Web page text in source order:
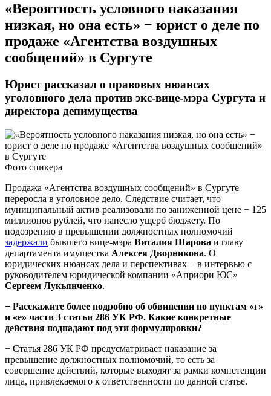
​«Вероятность условного наказания
низкая, но она есть» − юрист о деле по
продаже «Агентства воздушных
сообщений» в Сургуте
Юрист рассказал о правовых нюансах
уголовного дела против экс-вице-мэра Сургута и
директора депимущества
Фото спикера
Продажа «Агентства воздушных сообщений» в Сургуте
переросла в уголовное дело. Следствие считает, что
муниципальный актив реализовали по заниженной цене − 125
миллионов рублей, что нанесло ущерб бюджету. По
подозрению в превышении должностных полномочий
задержали бывшего вице-мэра Виталия Шарова и главу
департамента имущества Алексея Дворникова. О
юридических нюансах дела и перспективах − в интервью с
руководителем юридической компании «Априори ЮС»
Сергеем Лукьянченко.
− Расскажите более подробно об обвинении по пунктам «г»
и «е» части 3 статьи 286 УК РФ. Какие конкретные
действия подпадают под эти формулировки?
− Статья 286 УК РФ предусматривает наказание за
превышение должностных полномочий, то есть за
совершение действий, которые выходят за рамки компетенции
лица, привлекаемого к ответственности по данной статье.